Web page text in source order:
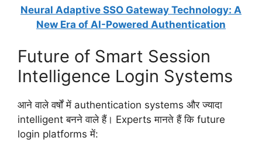
Neural Adaptive SSO Gateway Technology: A
New Era of AI-Powered Authentication
Future of Smart Session
Intelligence Login Systems
आने वाले वर्षों में authentication systems और ज्यादा
intelligent बनने वाले हैं। Experts मानते हैं कि future
login platforms में: